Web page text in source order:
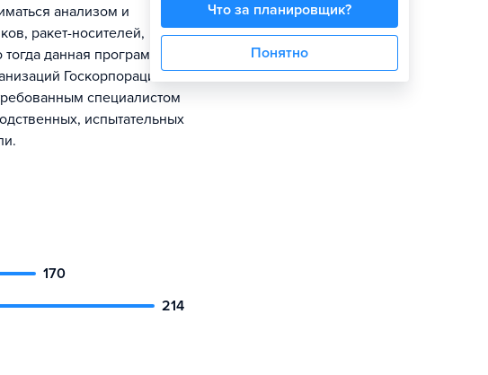
анализом и
ракет-носителей,
данная программа
Госкорпорации
специалистом
испытательных
170
214
Что за планировщик?
Понятно